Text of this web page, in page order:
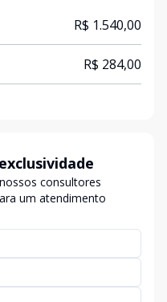
R$ 1.540,00
R$ 284,00
consultores
um atendimento